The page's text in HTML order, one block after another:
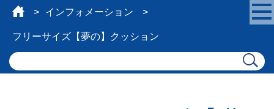
インフォメーション
フリーサイズ【夢の】クッション